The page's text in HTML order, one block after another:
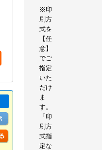
※印
刷方
式を
【任
意】
でご
指定
いた
だけ
ま
す。
「印
刷方
式指
定な